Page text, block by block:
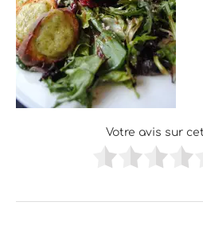
Votre avis sur